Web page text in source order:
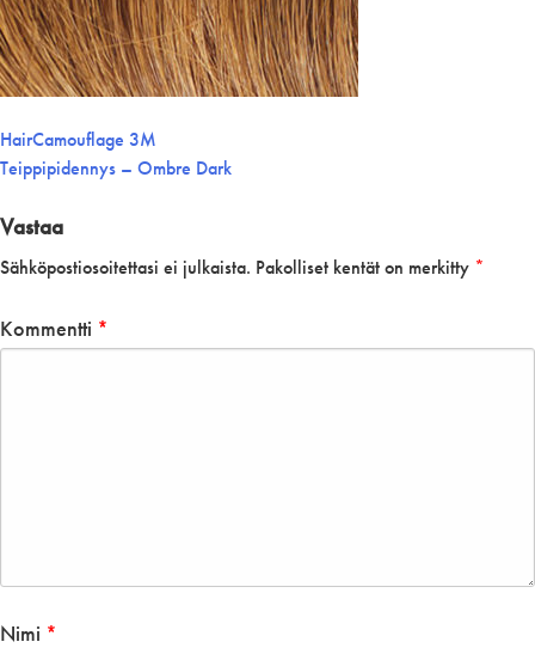
Artikkelien
selaus
HairCamouflage 3M
Teippipidennys – Ombre Dark
Vastaa
Sähköpostiosoitettasi ei julkaista. Pakolliset kentät on merkitty *
Kommentti *
Nimi *